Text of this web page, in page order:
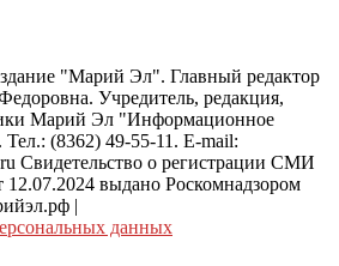
"Марий Эл". Главный редактор
Учредитель, редакция,
Марий Эл "Информационное
(8362) 49-55-11. E-mail:
Свидетельство о регистрации СМИ
выдано Роскомнадзором
|
данных